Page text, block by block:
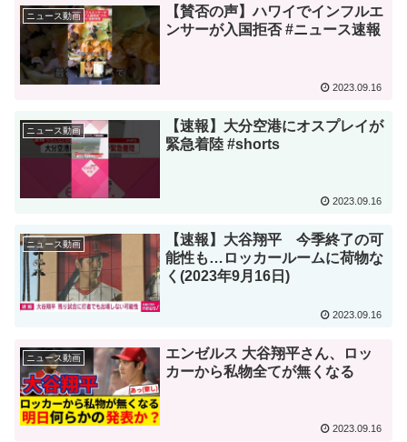
ニュース動画
【賛否の声】ハワイでインフルエ
ンサーが入国拒否 #ニュース速報
2023.09.16
ニュース動画
【速報】大分空港にオスプレイが
緊急着陸 #shorts
2023.09.16
ニュース動画
【速報】大谷翔平 今季終了の可
能性も…ロッカールームに荷物な
く(2023年9月16日)
2023.09.16
ニュース動画
エンゼルス 大谷翔平さん、ロッ
カーから私物全てが無くなる
2023.09.16